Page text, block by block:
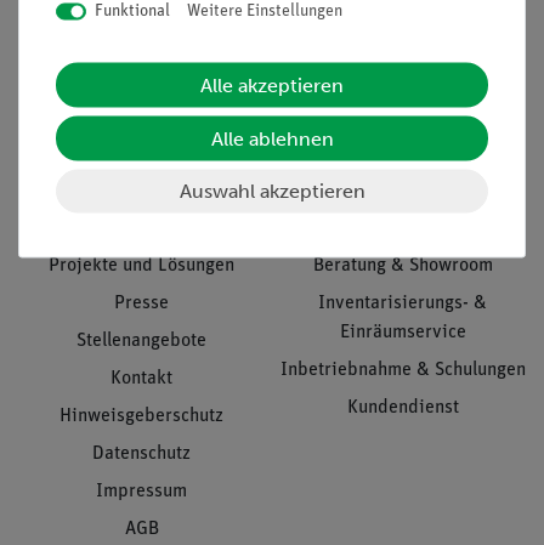
Informationen
Projekte und Lösungen
Presse
Stellenangebote
Kontakt
Hinweisgeberschutz
Datenschutz
Impressum
AGB
Beratung & Showroom
Inventarisierungs- &
Einräumservice
Inbetriebnahme & Schulungen
Kundendienst
Funktional Weitere Einstellungen
Alle akzeptieren
Alle ablehnen
Auswahl akzeptieren